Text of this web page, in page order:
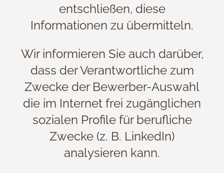
entschließen, diese
Informationen zu übermitteln.
Wir informieren Sie auch darüber,
dass der Verantwortliche zum
Zwecke der Bewerber-Auswahl
die im Internet frei zugänglichen
sozialen Profile für berufliche
Zwecke (z. B. LinkedIn)
analysieren kann.